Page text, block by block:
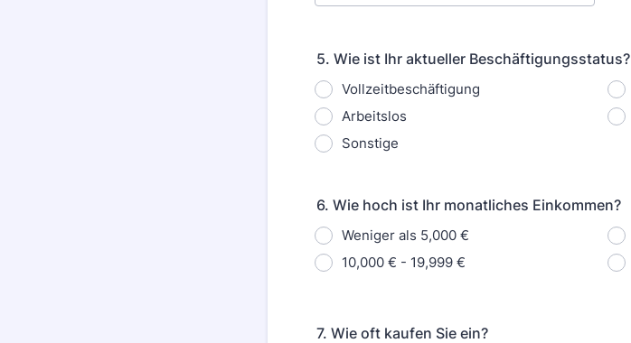
5. Wie ist Ihr aktueller Beschäftigungsstatus?
Vollzeitbeschäftigung
Arbeitslos
Sonstige
6. Wie hoch ist Ihr monatliches Einkommen?
Weniger als 5,000 €
10,000 € - 19,999 €
7. Wie oft kaufen Sie ein?